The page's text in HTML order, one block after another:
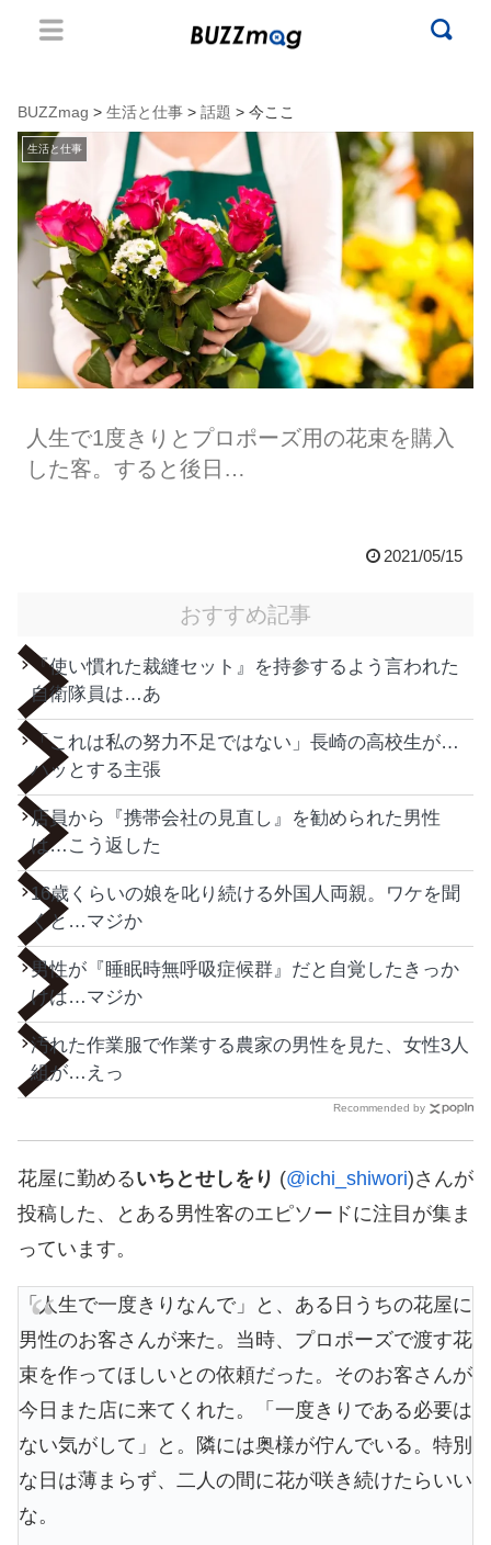
BUZZmag > 生活と仕事 > 話題 > 今ここ
生活と仕事
人生で1度きりとプロポーズ用の花束を購入
した客。すると後日…
2021/05/15
おすすめ記事
『使い慣れた裁縫セット』を持参するよう言われた
自衛隊員は…あ
「これは私の努力不足ではない」長崎の高校生が…
ハッとする主張
店員から『携帯会社の見直し』を勧められた男性
は…こう返した
16歳くらいの娘を叱り続ける外国人両親。ワケを聞
くと…マジか
男性が『睡眠時無呼吸症候群』だと自覚したきっか
けは…マジか
汚れた作業服で作業する農家の男性を見た、女性3人
組が…えっ
Recommended by
花屋に勤めるいちとせしをり (@ichi_shiwori)さんが
投稿した、とある男性客のエピソードに注目が集ま
っています。
「人生で一度きりなんで」と、ある日うちの花屋に
男性のお客さんが来た。当時、プロポーズで渡す花
束を作ってほしいとの依頼だった。そのお客さんが
今日また店に来てくれた。「一度きりである必要は
ない気がして」と。隣には奥様が佇んでいる。特別
な日は薄まらず、二人の間に花が咲き続けたらいい
な。